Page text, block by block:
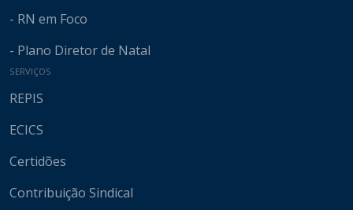
- RN em Foco
- Plano Diretor de Natal
SERVIÇOS
REPIS
ECICS
Certidões
Contribuição Sindical